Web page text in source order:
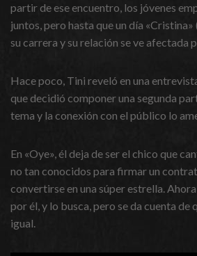
partir de ese encuentro, los jóvenes
juntos, pero hasta que un día
su carrera y su relación se ve afectada
Hace poco, Tini reveló en una
que decidió componer una segunda
tema y la conexión con el público lo
En «Oye», él deja de ser el chico que
no tan conocidos para firmar un
convertirse en una súper estrella.
por él, y lo busca, pero se da cuenta de
igual.